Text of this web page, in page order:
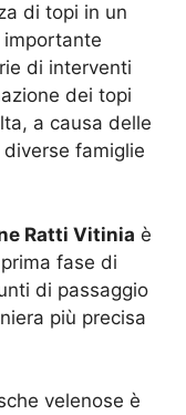
di topi in un
di interventi
dei topi
a causa delle
famiglie
Ratti Vitinia è
fase di
di passaggio
più precisa
velenose è